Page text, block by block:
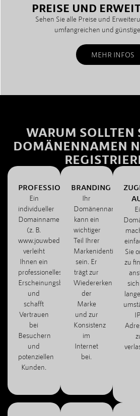
PREISE UND
Sehen Sie alle Preise und
umfangreichen und
MEHR INFOS
WARUM SOLLTEN
DOMÄNENNAMEN
PROFESSIONALITÄT
Ein
individueller
Domainname
(z. B.
www.jouwbedrijf.com)
verleiht
Ihnen ein
professionelles
Erscheinungsbild
und
schafft
Vertrauen
bei
Besuchern
und
potenziellen
Kunden.
BRANDING
Ihr
Domänenname
kann ein
wichtiger
Teil Ihrer
Markenidentität
sein. Er
trägt zur
Wiedererkennung
der
Marke
und zur
Konsistenz
im
Internet
bei.
Sie
zu